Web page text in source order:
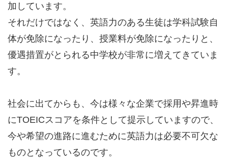
加しています。
それだけではなく、英語力のある生徒は学科試験自
体が免除になったり、授業料が免除になったりと、
優遇措置がとられる中学校が非常に増えてきていま
す。
社会に出てからも、今は様々な企業で採用や昇進時
にTOEICスコアを条件として提示していますので、
今や希望の進路に進むために英語力は必要不可欠な
ものとなっているのです。